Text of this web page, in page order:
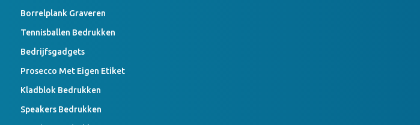
Borrelplank Graveren
Tennisballen Bedrukken
Bedrijfsgadgets
Prosecco Met Eigen Etiket
Kladblok Bedrukken
Speakers Bedrukken